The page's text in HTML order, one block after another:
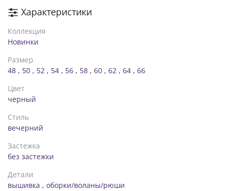
Юбка платья по низу украшена широким воланом. Платье
вышивкой. Пояс из основной ткани в комплекте
Характеристики
Коллекция
Новинки
Размер
48 , 50 , 52 , 54 , 56 , 58 , 60 , 62 , 64 , 66
Цвет
черный
Стиль
вечерний
Застежка
без застежки
Детали
вышивка , оборки/воланы/рюши